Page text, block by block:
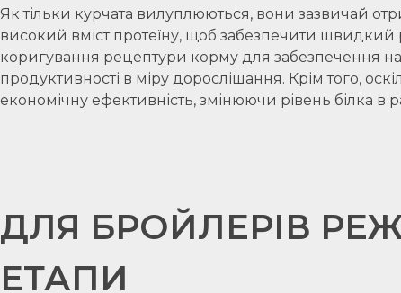
Як тільки курчата вилуплюються, вони зазвичай
високий вміст протеїну, щоб забезпечити швидкий
коригування рецептури корму для забезпечення
продуктивності в міру дорослішання. Крім того,
економічну ефективність, змінюючи рівень білка в
ДЛЯ БРОЙЛЕРІВ
ЕТАПИ